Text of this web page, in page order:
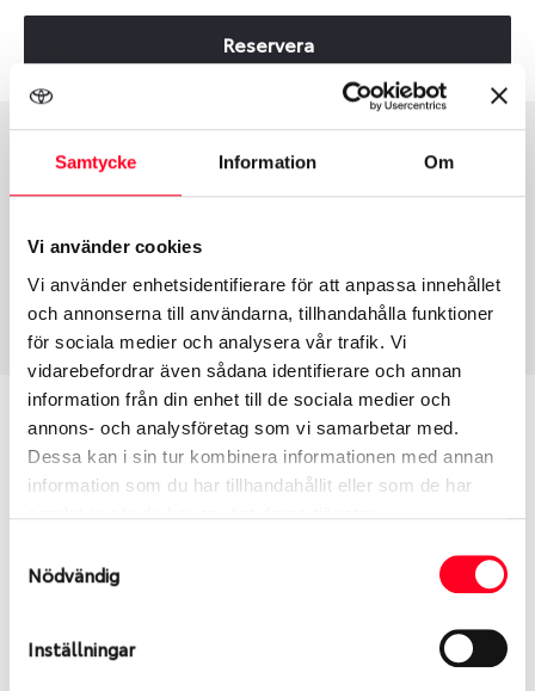
Samtycke Information Om
Vi använder cookies
Vi använder enhetsidentifierare för att anpassa innehållet
och annonserna till användarna, tillhandahålla funktioner
för sociala medier och analysera vår trafik. Vi
vidarebefordrar även sådana identifierare och annan
information från din enhet till de sociala medier och
annons- och analysföretag som vi samarbetar med.
Dessa kan i sin tur kombinera informationen med annan
information som du har tillhandahållit eller som de har
Nödvändig
Inställningar
Reservera
Group
Fälg PV/C LM
Tum
17
46
Centre Diameter
112
Art nummer
6369
Passar denna fälg min bil?
Ange registreringsnummer för att se om den fälg
Ibland kan fälgen ha bytts ut under årens lopp och
inte vara samma dimension som bilen hade ut från